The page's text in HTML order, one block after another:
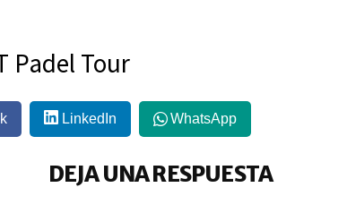
Padel Tour
LinkedIn WhatsApp
DEJA UNA RESPUESTA